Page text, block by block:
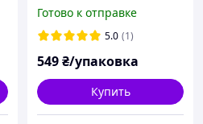
Pro / D10s Plus / D10 Plus /
D9 Plus / 5 шт.
Готово к отправке
5.0 (1)
549₴/упаковка
Купить